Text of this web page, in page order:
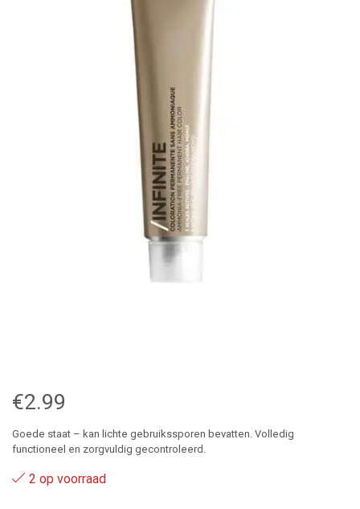
€2.99
Goede staat – kan lichte gebruikssporen bevatten. Volledig
functioneel en zorgvuldig gecontroleerd.
2 op voorraad